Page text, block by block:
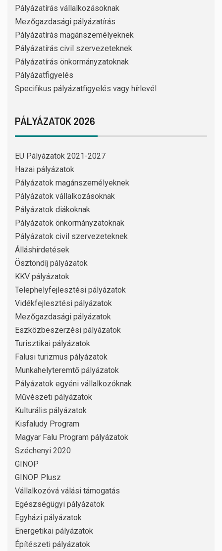
Pályázatírás vállalkozásoknak
Mezőgazdasági pályázatírás
Pályázatírás magánszemélyeknek
Pályázatírás civil szervezeteknek
Pályázatírás önkormányzatoknak
Pályázatfigyelés
Specifikus pályázatfigyelés vagy hírlevél
PÁLYÁZATOK 2026
EU Pályázatok 2021-2027
Hazai pályázatok
Pályázatok magánszemélyeknek
Pályázatok vállalkozásoknak
Pályázatok diákoknak
Pályázatok önkormányzatoknak
Pályázatok civil szervezeteknek
Álláshirdetések
Ösztöndíj pályázatok
KKV pályázatok
Telephelyfejlesztési pályázatok
Vidékfejlesztési pályázatok
Mezőgazdasági pályázatok
Eszközbeszerzési pályázatok
Turisztikai pályázatok
Falusi turizmus pályázatok
Munkahelyteremtő pályázatok
Pályázatok egyéni vállalkozóknak
Művészeti pályázatok
Kulturális pályázatok
Kisfaludy Program
Magyar Falu Program pályázatok
Széchenyi 2020
GINOP
GINOP Plusz
Vállalkozóvá válási támogatás
Egészségügyi pályázatok
Egyházi pályázatok
Energetikai pályázatok
Építészeti pályázatok